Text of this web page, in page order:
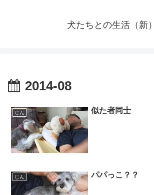
犬たちとの生活（新）
2014-08
じん 似た者同士
じん パパっこ？？